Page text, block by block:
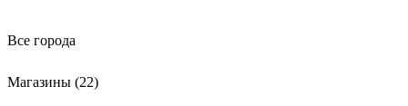
Все города
Магазины (22)